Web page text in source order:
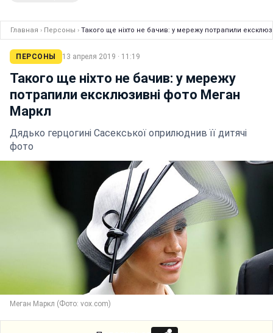
Главная › Персоны › Такого ще ніхто не бачив: у мережу потрапили
ПЕРСОНЫ 13 апреля 2019 · 11:19
Такого ще ніхто не бачив: у мережу
потрапили ексклюзивні фото Меган
Маркл
Дядько герцогині Сасекської оприлюднив її дитячі
фото
Меган Маркл (Фото: vox.com)